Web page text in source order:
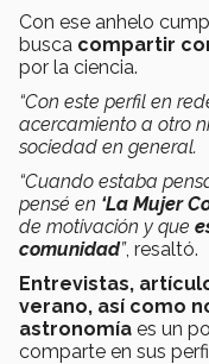
Con ese anhelo
busca compartir
por la ciencia.
“Con este perfil en
acercamiento a otro
sociedad en general.
“Cuando estaba
pensé en ‘La Mujer
de motivación y que
comunidad”, resaltó.
Entrevistas,
verano, así como
astronomía es un
comparte en sus